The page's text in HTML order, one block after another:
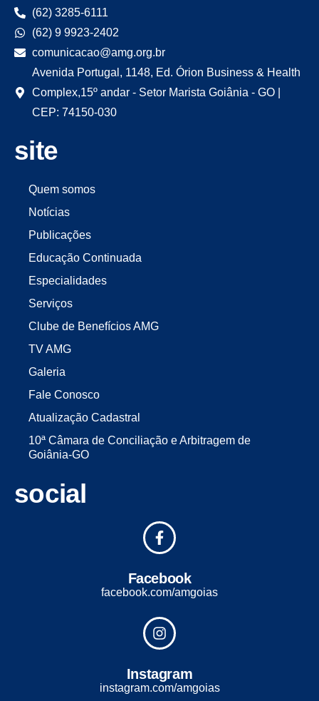
(62) 3285-6111
(62) 9 9923-2402
comunicacao@amg.org.br
Avenida Portugal, 1148, Ed. Órion Business & Health
Complex,15º andar - Setor Marista Goiânia - GO |
CEP: 74150-030
site
Quem somos
Notícias
Publicações
Educação Continuada
Especialidades
Serviços
Clube de Benefícios AMG
TV AMG
Galeria
Fale Conosco
Atualização Cadastral
10ª Câmara de Conciliação e Arbitragem de
Goiânia-GO
social
Facebook
facebook.com/amgoias
Instagram
instagram.com/amgoias